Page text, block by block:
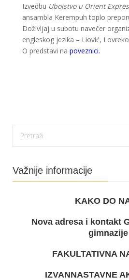
Izvedbu Ubojstvo u Orient
ansambla Kerempuh toplo
Doživljaj u subotu navečer
engleskog jezika – Liović,
O predstavi napoveznici.
Važnije informacije
KAKO DO
Nova adresa i kontakt
gimnazije
FAKULTATIVNA
IZVANNASTAVNE